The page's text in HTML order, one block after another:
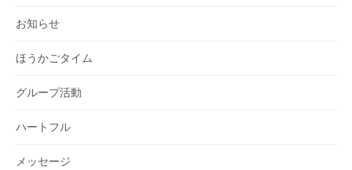
お知らせ
ほうかごタイム
グループ活動
ハートフル
メッセージ